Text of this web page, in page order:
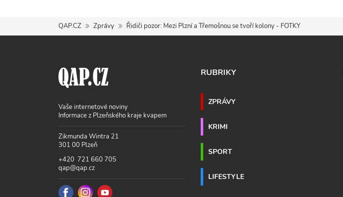
QAP.CZ Zprávy Řidiči pozor: Mezi Plzní a Třemošnou se tvoří kolony - FOTKY
Vaše internetové noviny
Informace z Plzeňského kraje kvapem
Zikmunda Wintra 21
301 00 Plzeň
+420 721 660 705
qap@qap.cz
RUBRIKY
ZPRÁVY
KRIMI
SPORT
LIFESTYLE